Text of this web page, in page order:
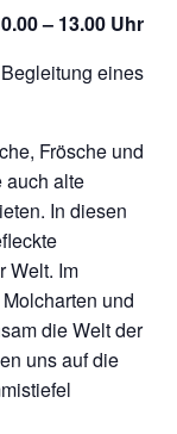
– 13.00 Uhr
eines
Frösche und
auch alte
In diesen
Welt. Im
und
die Welt der
uns auf die